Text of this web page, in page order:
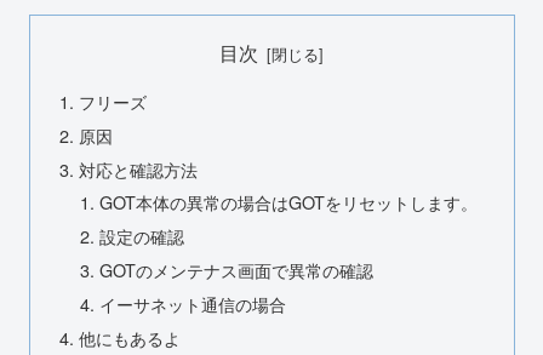
目次
フリーズ
原因
対応と確認方法
GOT本体の異常の場合はGOTをリセットします。
設定の確認
GOTのメンテナス画面で異常の確認
イーサネット通信の場合
他にもあるよ